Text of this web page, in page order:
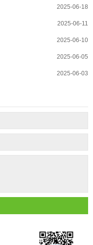
2026-08-04
2026-07-28
2026-07-20
2026-07-17
2026-07-10
2025-06-18
2025-06-11
2025-06-10
2025-06-05
2025-06-03
2025-06-20
2025-06-03